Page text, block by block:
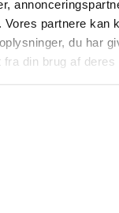
Vores partnere kan
du har
din brug af deres
in for at afgive en
Varenummer (SKU):